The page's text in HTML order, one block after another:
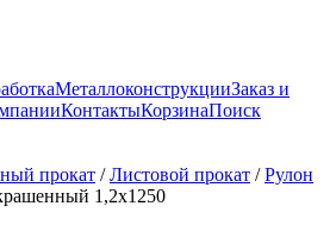
МеталлоконструкцииЗаказ и
КонтактыКорзинаПоиск
прокат /Листовой прокат /Рулон
1,2х1250